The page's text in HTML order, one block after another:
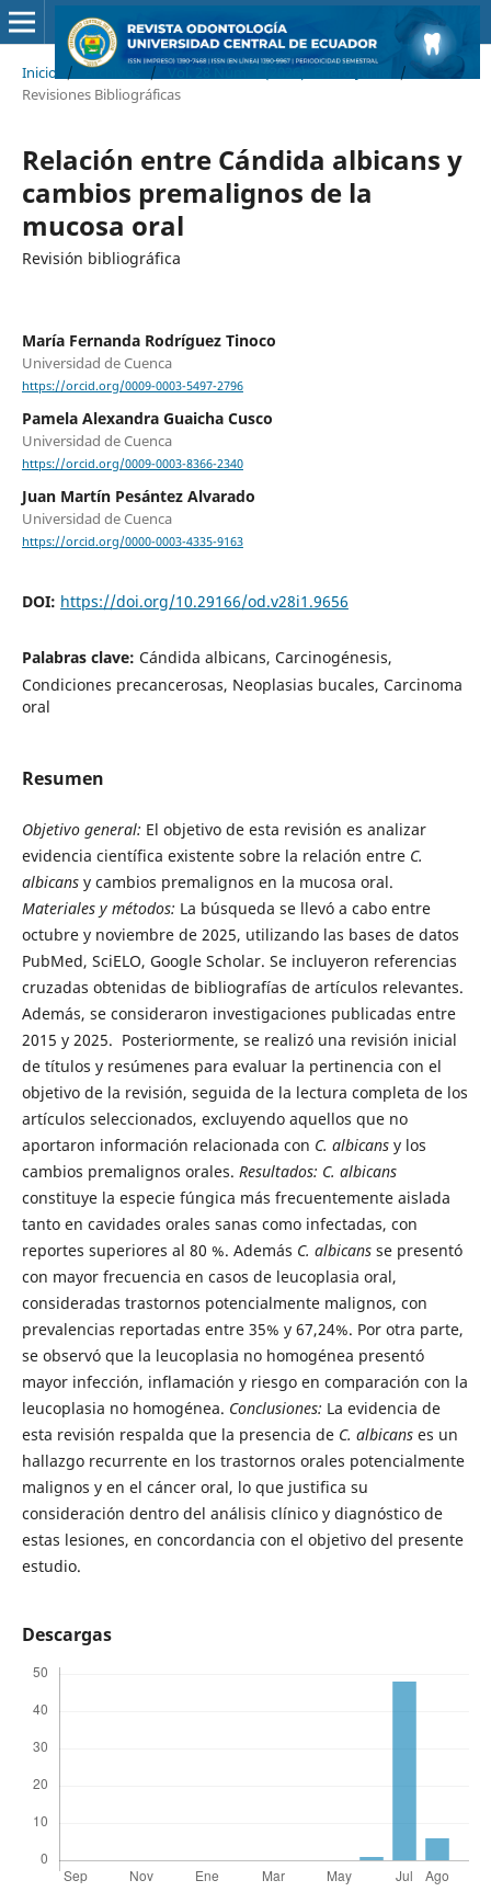
Inicio / Archivos / Vol. 28 Núm. 1 (2026): Enero-Junio
/
Revisiones Bibliográficas
Relación entre Cándida albicans y
cambios premalignos de la
mucosa oral
Revisión bibliográfica
María Fernanda Rodríguez Tinoco
Universidad de Cuenca
https://orcid.org/0009-0003-5497-2796
Pamela Alexandra Guaicha Cusco
Universidad de Cuenca
https://orcid.org/0009-0003-8366-2340
Juan Martín Pesántez Alvarado
Universidad de Cuenca
https://orcid.org/0000-0003-4335-9163
DOI: https://doi.org/10.29166/od.v28i1.9656
Palabras clave: Cándida albicans, Carcinogénesis,
Condiciones precancerosas, Neoplasias bucales, Carcinoma
oral
Resumen
Objetivo general: El objetivo de esta revisión es analizar
evidencia científica existente sobre la relación entre C.
albicans y cambios premalignos en la mucosa oral.
Materiales y métodos: La búsqueda se llevó a cabo entre
octubre y noviembre de 2025, utilizando las bases de datos
PubMed, SciELO, Google Scholar. Se incluyeron referencias
cruzadas obtenidas de bibliografías de artículos relevantes.
Además, se consideraron investigaciones publicadas entre
2015 y 2025. Posteriormente, se realizó una revisión inicial
de títulos y resúmenes para evaluar la pertinencia con el
objetivo de la revisión, seguida de la lectura completa de los
artículos seleccionados, excluyendo aquellos que no
aportaron información relacionada con C. albicansy los
cambios premalignos orales. Resultados: C. albicans
constituye la especie fúngica más frecuentemente aislada
tanto en cavidades orales sanas como infectadas, con
reportes superiores al 80 %. Además C. albicans se presentó
con mayor frecuencia en casos de leucoplasia oral,
consideradas trastornos potencialmente malignos, con
prevalencias reportadas entre 35% y 67,24%. Por otra parte,
se observó que la leucoplasia no homogénea presentó
mayor infección, inflamación y riesgo en comparación con la
leucoplasia no homogénea. Conclusiones: La evidencia de
esta revisión respalda que la presencia de C. albicanses un
hallazgo recurrente en los trastornos orales potencialmente
malignos y en el cáncer oral, lo que justifica su
consideración dentro del análisis clínico y diagnóstico de
estas lesiones, en concordancia con el objetivo del presente
estudio.
Descargas